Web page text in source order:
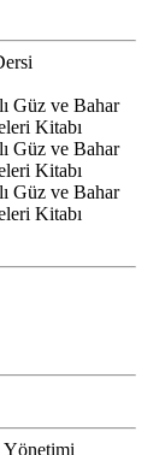
Güz ve Bahar
Kitabı
Güz ve Bahar
Kitabı
Güz ve Bahar
Kitabı
Yönetimi